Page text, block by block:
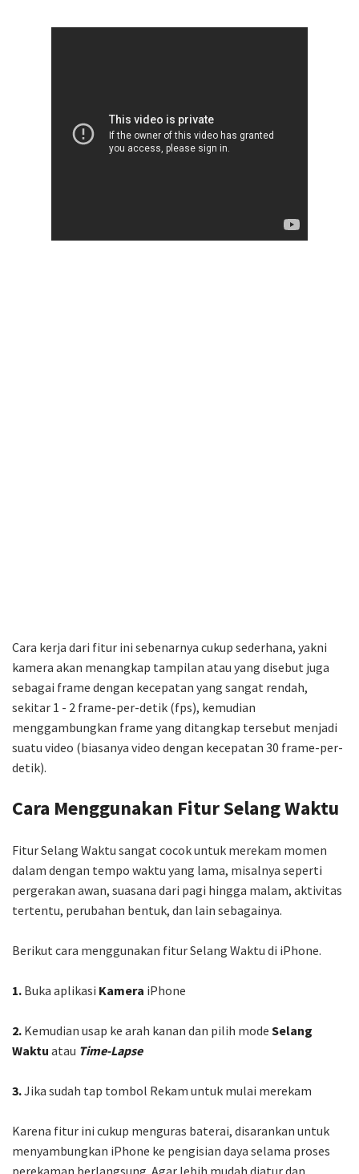
Cara kerja dari fitur ini sebenarnya cukup sederhana, yakni
kamera akan menangkap tampilan atau yang disebut juga
sebagai frame dengan kecepatan yang sangat rendah,
sekitar 1 - 2 frame-per-detik (fps), kemudian
menggambungkan frame yang ditangkap tersebut menjadi
suatu video (biasanya video dengan kecepatan 30 frame-per-
detik).
Cara Menggunakan Fitur Selang Waktu
Fitur Selang Waktu sangat cocok untuk merekam momen
dalam dengan tempo waktu yang lama, misalnya seperti
pergerakan awan, suasana dari pagi hingga malam, aktivitas
tertentu, perubahan bentuk, dan lain sebagainya.
Berikut cara menggunakan fitur Selang Waktu di iPhone.
1. Buka aplikasi Kamera iPhone
2. Kemudian usap ke arah kanan dan pilih mode Selang
Waktu atau Time-Lapse
3.Jika sudah tap tombol Rekam untuk mulai merekam
Karena fitur ini cukup menguras baterai, disarankan untuk
menyambungkan iPhone ke pengisian daya selama proses
perekaman berlangsung. Agar lebih mudah diatur dan